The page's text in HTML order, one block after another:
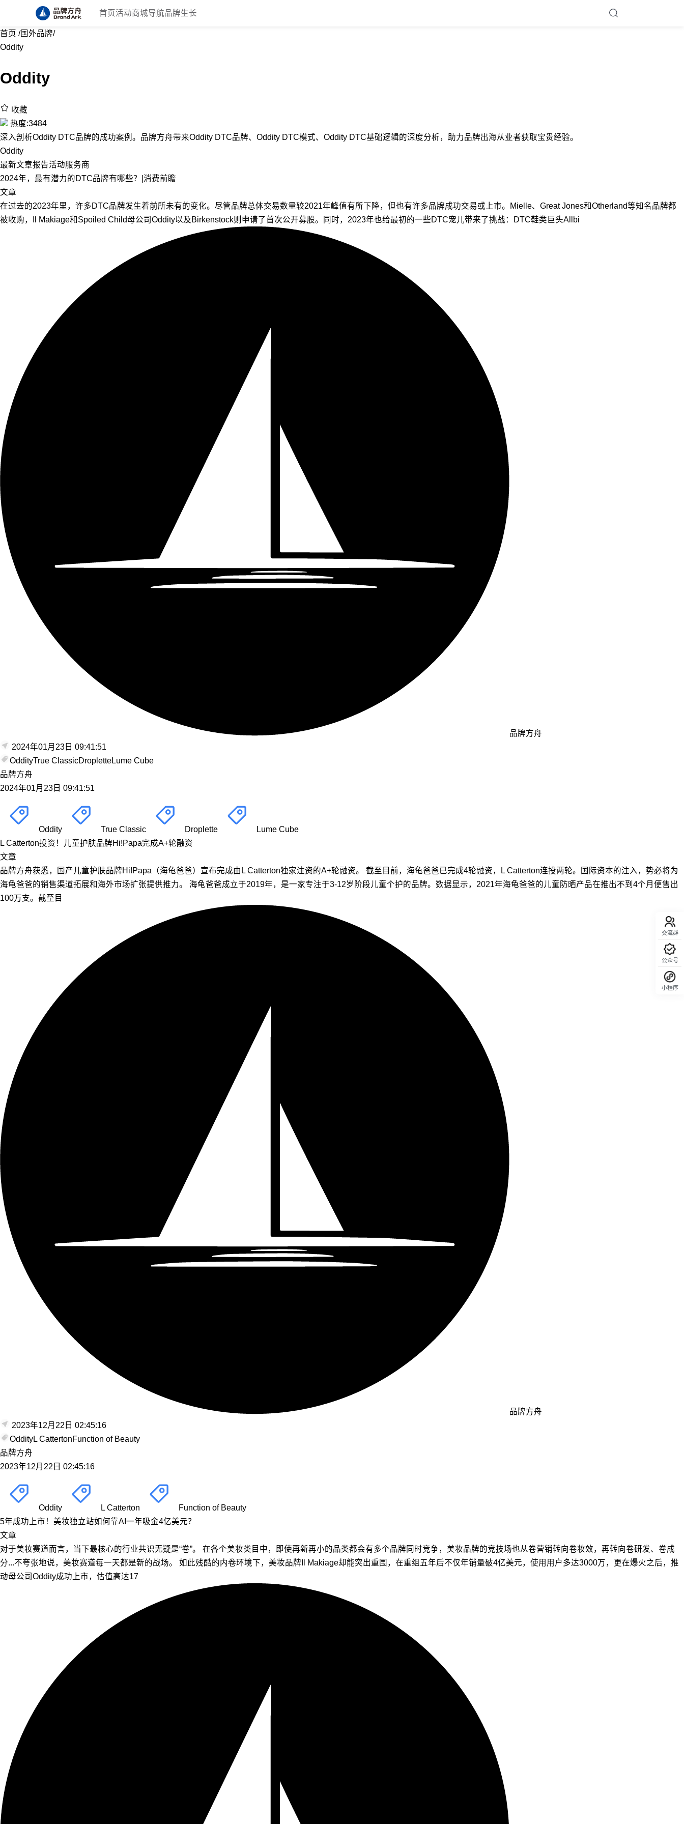
首页 活动商城导航品牌生长
首页 /国外品牌/
Oddity
Oddity
收藏
热度:3484
深入剖析Oddity DTC品牌的成功案例。品牌方舟带来Oddity DTC品牌、Oddity DTC模式、Oddity DTC基础逻辑的深度分析，助力品牌出海从业者获取宝贵经验。
Oddity
最新文章报告活动服务商
2024年，最有潜力的DTC品牌有哪些？|消费前瞻
文章
在过去的2023年里，许多DTC品牌发生着前所未有的变化。尽管品牌总体交易数量较2021年峰值有所下降，但也有许多品牌成功交易或上市。Mielle、Great Jones和Otherland等知名品牌都
被收购，Il Makiage和Spoiled Child母公司Oddity以及Birkenstock则申请了首次公开募股。同时，2023年也给最初的一些DTC宠儿带来了挑战：DTC鞋类巨头Allbi
品牌方舟
2024年01月23日 09:41:51
OddityTrue ClassicDropletteLume Cube
品牌方舟
2024年01月23日 09:41:51
Oddity True Classic Droplette
Lume Cube
L Catterton投资！儿童护肤品牌Hi!Papa完成A+轮融资
文章
品牌方舟获悉，国产儿童护肤品牌Hi!Papa（海龟爸爸）宣布完成由L Catterton独家注资的A+轮融资。 截至目前，海龟爸爸已完成4轮融资，L Catterton连投两轮。国际资本的注入，势必将为
海龟爸爸的销售渠道拓展和海外市场扩张提供推力。 海龟爸爸成立于2019年，是一家专注于3-12岁阶段儿童个护的品牌。数据显示，2021年海龟爸爸的儿童防晒产品在推出不到4个月便售出
100万支。截至目
品牌方舟
2023年12月22日 02:45:16
OddityL CattertonFunction of Beauty
品牌方舟
2023年12月22日 02:45:16
Oddity L Catterton
Function of Beauty
5年成功上市！美妆独立站如何靠AI一年吸金4亿美元？
文章
对于美妆赛道而言，当下最核心的行业共识无疑是“卷”。 在各个美妆类目中，即使再新再小的品类都会有多个品牌同时竞争，美妆品牌的竞技场也从卷营销转向卷妆效，再转向卷研发、卷成
分...不夸张地说，美妆赛道每一天都是新的战场。 如此残酷的内卷环境下，美妆品牌Il Makiage却能突出重围，在重组五年后不仅年销量破4亿美元，使用用户多达3000万，更在爆火之后，推
动母公司Oddity成功上市，估值高达17
交流群
公众号
小程序